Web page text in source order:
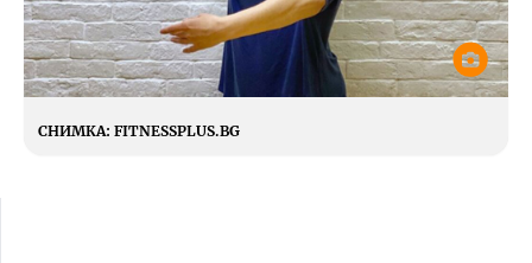
СНИМКА: FITNESSPLUS.BG